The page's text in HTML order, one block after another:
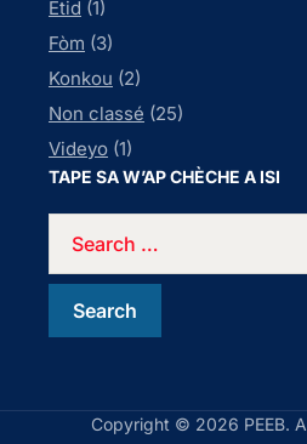
Etid (1)
Fòm (3)
Konkou (2)
Non classé (25)
Videyo (1)
TAPE SA W’AP CHÈCHE A ISI
Copyright © 2026 PEEB.